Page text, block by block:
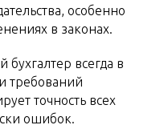
особенно
в законах.
всегда в
требований
точность всех
ошибок.